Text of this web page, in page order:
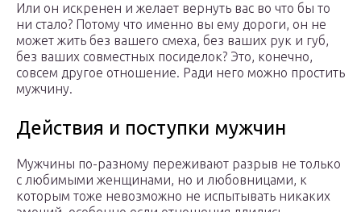
Или он искренен и желает вернуть вас во что бы то
ни стало? Потому что именно вы ему дороги, он не
может жить без вашего смеха, без ваших рук и губ,
без ваших совместных посиделок? Это, конечно,
совсем другое отношение. Ради него можно простить
мужчину.
Действия и поступки мужчин
Мужчины по-разному переживают разрыв не только
с любимыми женщинами, но и любовницами, к
которым тоже невозможно не испытывать никаких